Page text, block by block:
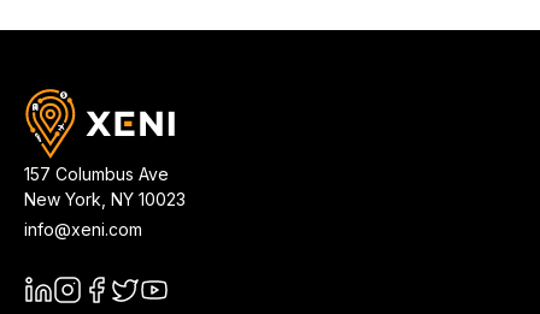
157 Columbus Ave
New York NY 10023
info@xeni.com